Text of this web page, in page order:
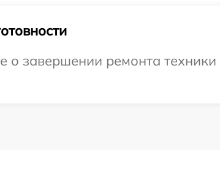
о завершении ремонта